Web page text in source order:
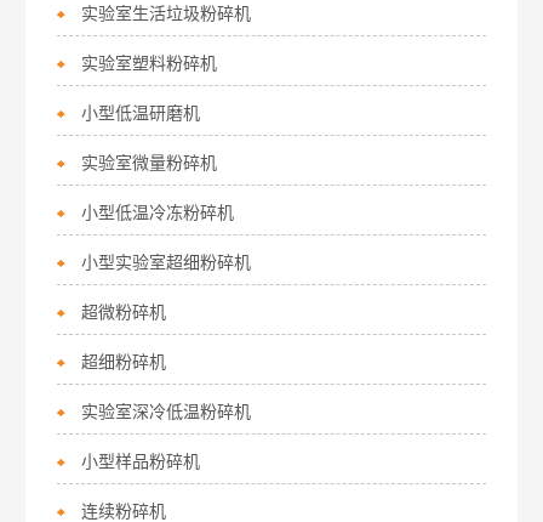
实验室生活垃圾粉碎机
实验室塑料粉碎机
小型低温研磨机
实验室微量粉碎机
小型低温冷冻粉碎机
小型实验室超细粉碎机
超微粉碎机
超细粉碎机
实验室深冷低温粉碎机
小型样品粉碎机
连续粉碎机